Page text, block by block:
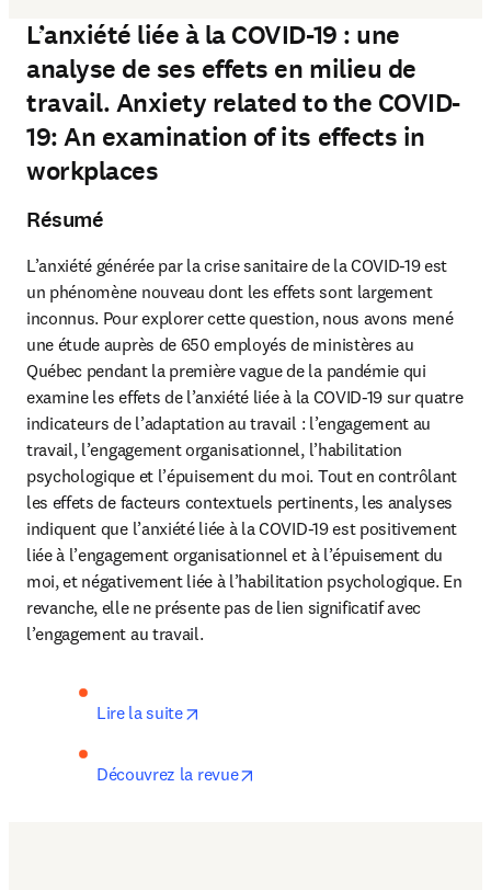
L’anxiété liée à la COVID-19 : une
analyse de ses effets en milieu de
travail. Anxiety related to the COVID-
19: An examination of its effects in
workplaces
Résumé
L’anxiété générée par la crise sanitaire de la COVID-19 est
un phénomène nouveau dont les effets sont largement
inconnus. Pour explorer cette question, nous avons mené
une étude auprès de 650 employés de ministères au
Québec pendant la première vague de la pandémie qui
examine les effets de l’anxiété liée à la COVID-19 sur quatre
indicateurs de l’adaptation au travail : l’engagement au
travail, l’engagement organisationnel, l’habilitation
psychologique et l’épuisement du moi. Tout en contrôlant
les effets de facteurs contextuels pertinents, les analyses
indiquent que l’anxiété liée à la COVID-19 est positivement
liée à l’engagement organisationnel et à l’épuisement du
moi, et négativement liée à l’habilitation psychologique. En
revanche, elle ne présente pas de lien significatif avec
l’engagement au travail.
Lire la suite
Découvrez la revue